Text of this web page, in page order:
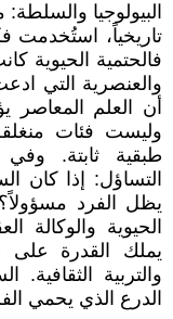
البيولوجيا
تاريخياً، استُخدمت
فالحتمية الحيوية
والعنصرية التي
أن العلم المعاصر
وليست فئات
طبقية ثابتة. وفي
التساؤل: إذا كان
يظل الفرد مسؤولاً؟
الحيوية والوكالة
يملك القدرة على
والتربية الثقافية.
الدرع الذي يحمي